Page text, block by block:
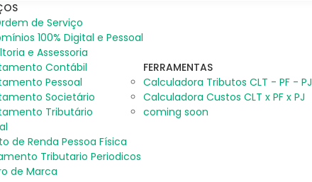
de Serviço
100% Digital e Pessoal
e Assessoria
Contábil
Pessoal
Societário
Tributário
de Renda Pessoa Física
Tributario Periodicos
de Marca
FERRAMENTAS
Calculadora Tributos CLT - PF - PJ
Calculadora Custos CLT x PF x PJ
coming soon